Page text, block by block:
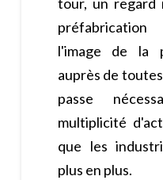
tour, un
l'image de la
auprès de
passe
multiplicité
que les
plus en plus.